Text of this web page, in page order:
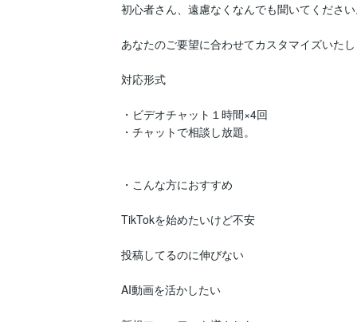
初心者さん、遠慮なくなんでも聞いてください
あなたのご要望に合わせてカスタマイズいたし
対応形式
・ビデオチャット１時間×4回
・チャットで相談し放題。
・こんな方におすすめ
TikTokを始めたいけど不安
投稿してるのに伸びない
AI動画を活かしたい